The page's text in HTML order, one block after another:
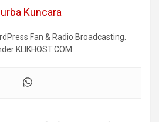
Kuncara
Fan & Radio Broadcasting.
KLIKHOST.COM